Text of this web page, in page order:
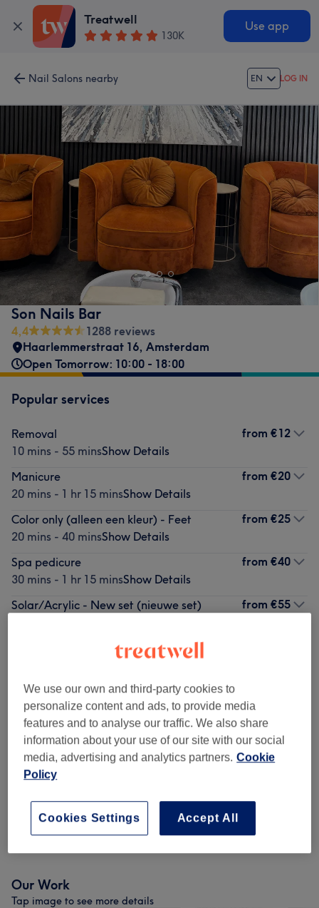
Treatwell
130K
Use app
Nail Salons nearby EN LOG IN
Son Nails Bar
4,4
1288 reviews
Haarlemmerstraat 16, Amsterdam
Open Tomorrow: 10:00 - 18:00
Popular services
Removal
10 mins - 55 minsShow Details
from €12
Manicure
20 mins - 1 hr 15 minsShow Details
from €20
Color only (alleen een kleur) - Feet
20 mins - 40 minsShow Details
from €25
Spa pedicure
30 mins - 1 hr 15 minsShow Details
from €40
Solar/Acrylic - New set (nieuwe set)
from €55
Removal (1) from €12
Manicure & Pedicure (4 ) from €20
Artificial Nails (hand/feet) -
Kunstnagels (6)
Nail Art & Extras (2) from €3
Our Work
Tap image to see more details
We use our own and third-party cookies to
personalize content and ads, to provide media
features and to analyse our traffic. We also share
information about your use of our site with our social
media, advertising and analytics partners. Cookie
Policy
Accept All
Cookies Settings